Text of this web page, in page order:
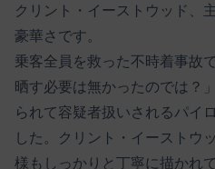
クリント・イーストウッド、
豪華さです。
乗客全員を救った不時着事故
晒す必要は無かったのでは？
られて容疑者扱いされるパイ
した。クリント・イーストウ
様もしっかりと丁寧に描かれ